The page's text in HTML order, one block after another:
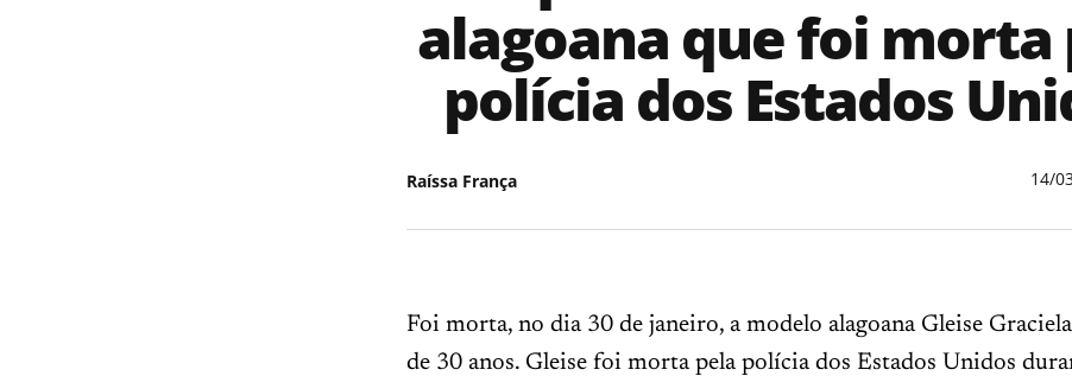
alagoana que foi morta
polícia dos Estados
Raíssa França 14/
Foi morta, no dia 30 de janeiro, a modelo alagoana Gleise
de 30 anos. Gleise foi morta pela polícia dos Estados Unidos